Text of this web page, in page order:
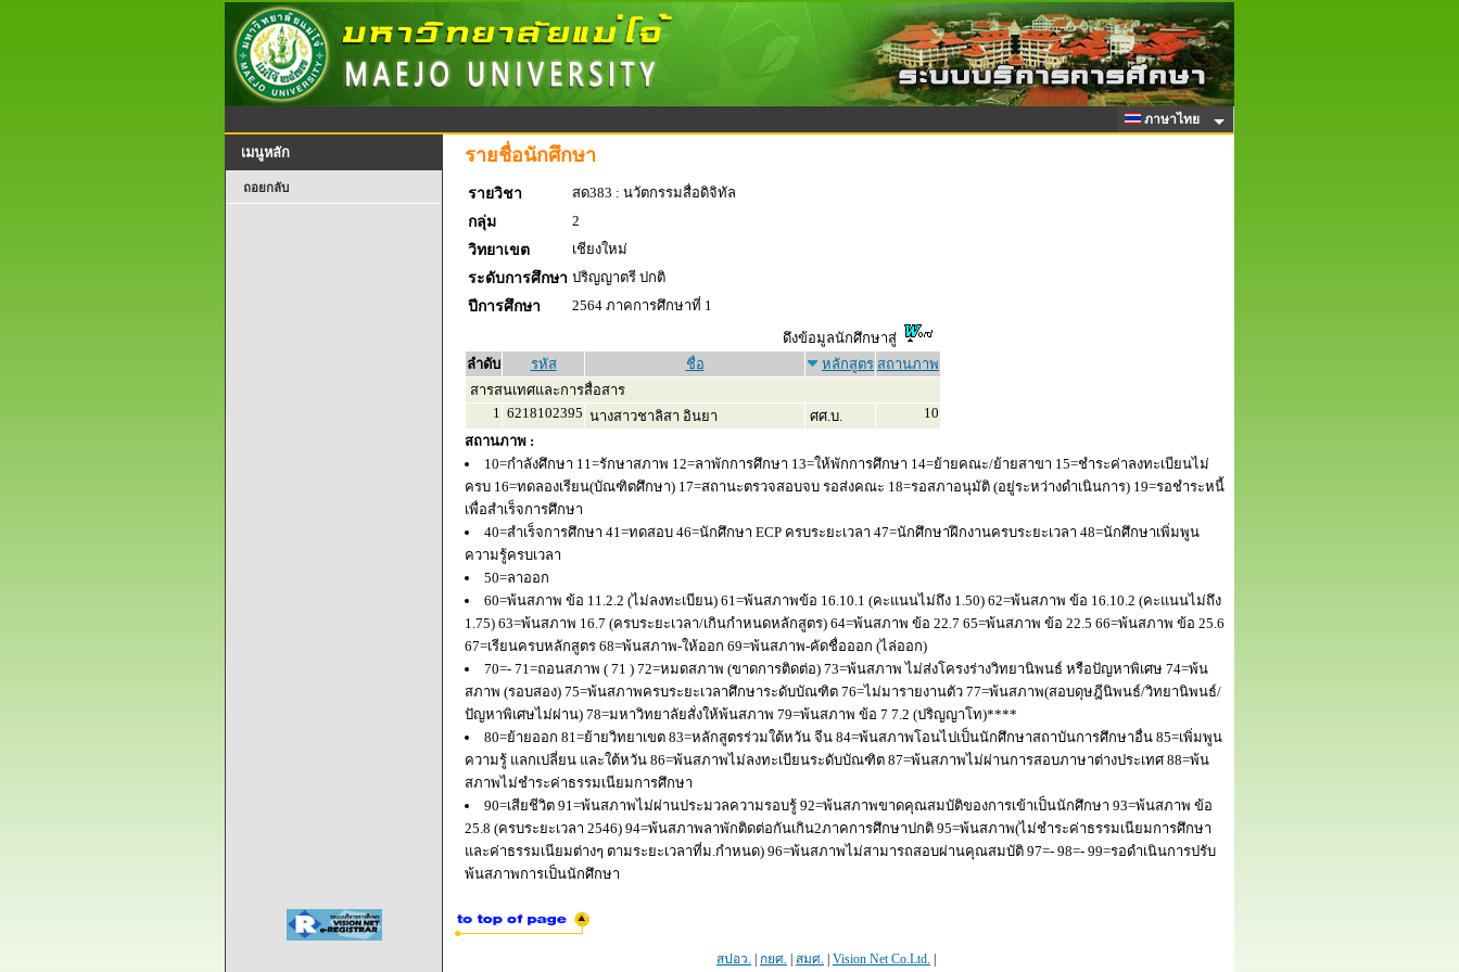
ภาษาไทย
เมนูหลัก
ถอยกลับ
รายชื่อนักศึกษา
รายวิชา
สด383 : นวัตกรรมสื่อดิจิทัล
กลุ่ม
2
วิทยาเขต
เชียงใหม่
ระดับการศึกษา ปริญญาตรี ปกติ
ปีการศึกษา
2564 ภาคการศึกษาที่ 1
ดึงข้อมูลนักศึกษาสู่
ลำดับ
รหัส ชื่อ หลักสูตร สถานภาพ
สารสนเทศและการสื่อสาร
1 6218102395 นางสาวชาลิสา อินยา ศศ.บ.
10
สถานภาพ :
10=กำลังศึกษา 11=รักษาสภาพ 12=ลาพักการศึกษา 13=ให้พักการศึกษา 14=ย้ายคณะ/ย้ายสาขา 15=ชำระค่าลงทะเบียนไม่
ครบ 16=ทดลองเรียน(บัณฑิตศึกษา) 17=สถานะตรวจสอบจบ รอส่งคณะ 18=รอสภาอนุมัติ (อยู่ระหว่างดำเนินการ) 19=รอชำระหนี้
เพื่อสำเร็จการศึกษา
40=สำเร็จการศึกษา 41=ทดสอบ 46=นักศึกษา ECP ครบระยะเวลา 47=นักศึกษาฝึกงานครบระยะเวลา 48=นักศึกษาเพิ่มพูน
ความรู้ครบเวลา
50=ลาออก
60=พ้นสภาพ ข้อ 11.2.2 (ไม่ลงทะเบียน) 61=พ้นสภาพข้อ 16.10.1 (คะแนนไม่ถึง 1.50) 62=พ้นสภาพ ข้อ 16.10.2 (คะแนนไม่ถึง
1.75) 63=พ้นสภาพ 16.7 (ครบระยะเวลา/เกินกำหนดหลักสูตร) 64=พ้นสภาพ ข้อ 22.7 65=พ้นสภาพ ข้อ 22.5 66=พ้นสภาพ ข้อ 25.6
67=เรียนครบหลักสูตร 68=พ้นสภาพ-ให้ออก 69=พ้นสภาพ-คัดชื่อออก (ไล่ออก)
70=- 71=ถอนสภาพ ( 71 ) 72=หมดสภาพ (ขาดการติดต่อ) 73=พ้นสภาพ ไม่ส่งโครงร่างวิทยานิพนธ์ หรือปัญหาพิเศษ 74=พ้น
สภาพ (รอบสอง) 75=พ้นสภาพครบระยะเวลาศึกษาระดับบัณฑิต 76=ไม่มารายงานตัว 77=พ้นสภาพ(สอบดุษฎีนิพนธ์/วิทยานิพนธ์/
ปัญหาพิเศษไม่ผ่าน) 78=มหาวิทยาลัยสั่งให้พ้นสภาพ 79=พ้นสภาพ ข้อ 7 7.2 (ปริญญาโท)****
80=ย้ายออก 81=ย้ายวิทยาเขต 83=หลักสูตรร่วมใต้หวัน จีน 84=พ้นสภาพโอนไปเป็นนักศึกษาสถาบันการศึกษาอื่น 85=เพิ่มพูน
ความรู้ แลกเปลี่ยน และใต้หวัน 86=พ้นสภาพไม่ลงทะเบียนระดับบัณฑิต 87=พ้นสภาพไม่ผ่านการสอบภาษาต่างประเทศ 88=พ้น
สภาพไม่ชำระค่าธรรมเนียมการศึกษา
90=เสียชีวิต 91=พ้นสภาพไม่ผ่านประมวลความรอบรู้ 92=พ้นสภาพขาดคุณสมบัติของการเข้าเป็นนักศึกษา 93=พ้นสภาพ ข้อ
25.8 (ครบระยะเวลา 2546) 94=พ้นสภาพลาพักติดต่อกันเกิน2ภาคการศึกษาปกติ 95=พ้นสภาพ(ไม่ชำระค่าธรรมเนียมการศึกษา
และค่าธรรมเนียมต่างๆ ตามระยะเวลาที่ม.กำหนด) 96=พ้นสภาพไม่สามารถสอบผ่านคุณสมบัติ 97=- 98=- 99=รอดำเนินการปรับ
พ้นสภาพการเป็นนักศึกษา
สปอว. กยศ. สมศ. Vision Net Co.Ltd.